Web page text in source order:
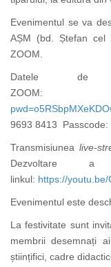
Evenimentul se va
AȘM (bd. Ștefan
ZOOM.
Datele de
ZOOM:
9693 8413 Passcode:
Transmisiunealive-
Dezvoltare a
linkul: https://youtu.be/
Evenimentul este
La festivitate sunt
membrii desemnați
științifici, cadre